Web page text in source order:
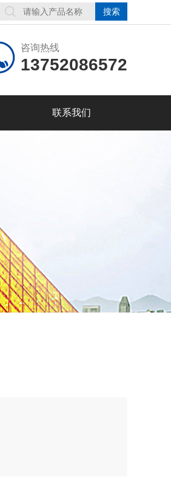
咨询热线
13752086572
联系我们